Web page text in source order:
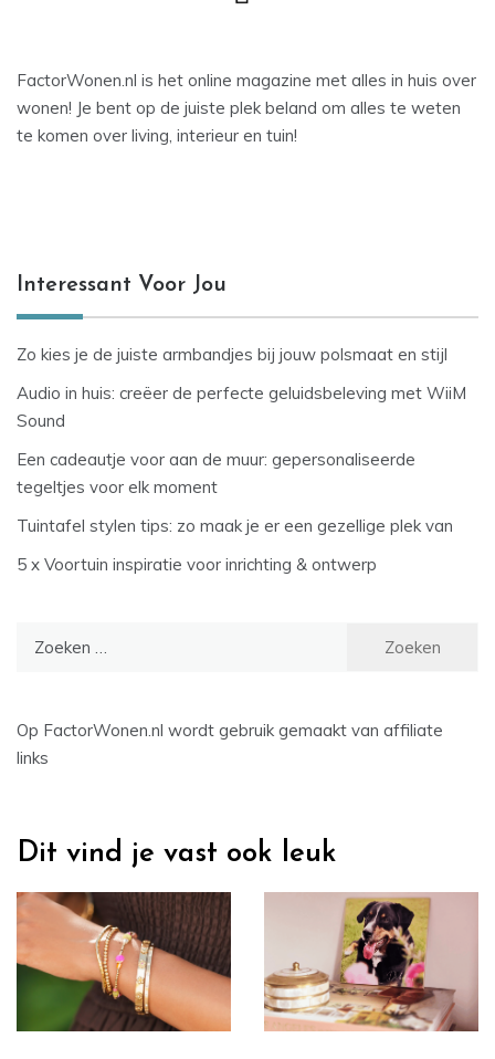
FactorWonen.nl is het online magazine met alles in huis over
wonen! Je bent op de juiste plek beland om alles te weten
te komen over living, interieur en tuin!
Interessant Voor Jou
Zo kies je de juiste armbandjes bij jouw polsmaat en stijl
Audio in huis: creëer de perfecte geluidsbeleving met WiiM
Sound
Een cadeautje voor aan de muur: gepersonaliseerde
tegeltjes voor elk moment
Tuintafel stylen tips: zo maak je er een gezellige plek van
5 x Voortuin inspiratie voor inrichting & ontwerp
Op FactorWonen.nl wordt gebruik gemaakt van affiliate
links
Dit vind je vast ook leuk